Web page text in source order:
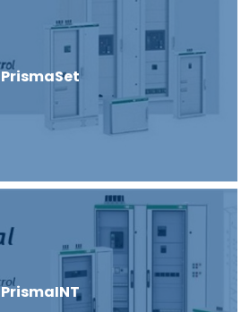
PrismaSet
PrismaINT